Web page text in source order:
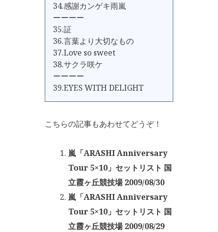
34.感謝カンゲキ雨嵐
ーーーー
35.証
36.言葉より大切なもの
37.Love so sweet
38.サクラ咲ケ
ーーーー
39.EYES WITH DELIGHT
こちらの記事もあわせてどうぞ！
嵐「ARASHI Anniversary
Tour 5×10」セットリスト 国
立霞ヶ丘競技場 2009/08/30
嵐「ARASHI Anniversary
Tour 5×10」セットリスト 国
立霞ヶ丘競技場 2009/08/29